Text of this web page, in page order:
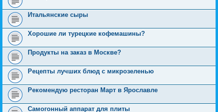
Итальянские сыры
Хорошие ли турецкие кофемашины?
Продукты на заказ в Москве?
Рецепты лучших блюд с микрозеленью
Рекомендую ресторан Март в Ярославле
Самогонный аппарат для плиты